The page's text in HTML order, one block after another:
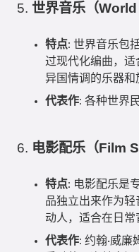
5. 世界音乐（World
特点: 世界音乐包
过现代化编曲，
异国情调的乐器和
代表作: 各种世界
6. 电影配乐（Film
特点: 电影配乐是
品独立出来作为轻
动人，适合在日常
代表作: 约翰·威廉